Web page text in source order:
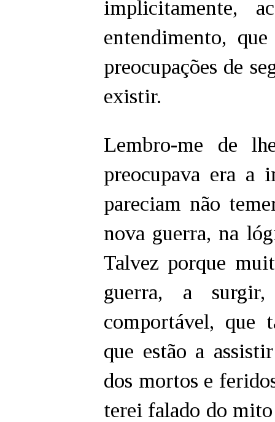
implicitamente,
entendimento,
preocupações de
existir.
Lembro-me de
preocupava era a
pareciam não
nova guerra, na
Talvez porque
guerra, a
comportável, que
que estão a
dos mortos e
terei falado do